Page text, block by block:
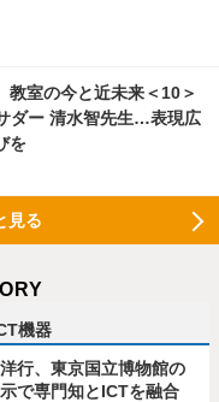
教室の今と近未来＜10＞
ダー 清水智先生…表現広
を
見る
機器
行、東京国立博物館の
で専門知とICTを融合